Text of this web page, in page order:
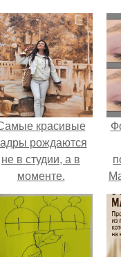
красивые
рождаются
не в студии, а в
моменте.